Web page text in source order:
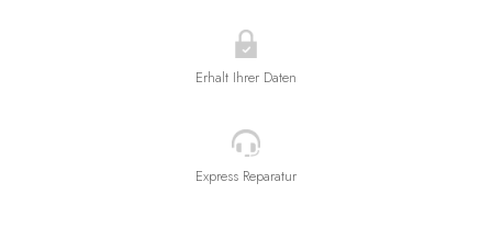
Erhalt Ihrer Daten
Express Reparatur